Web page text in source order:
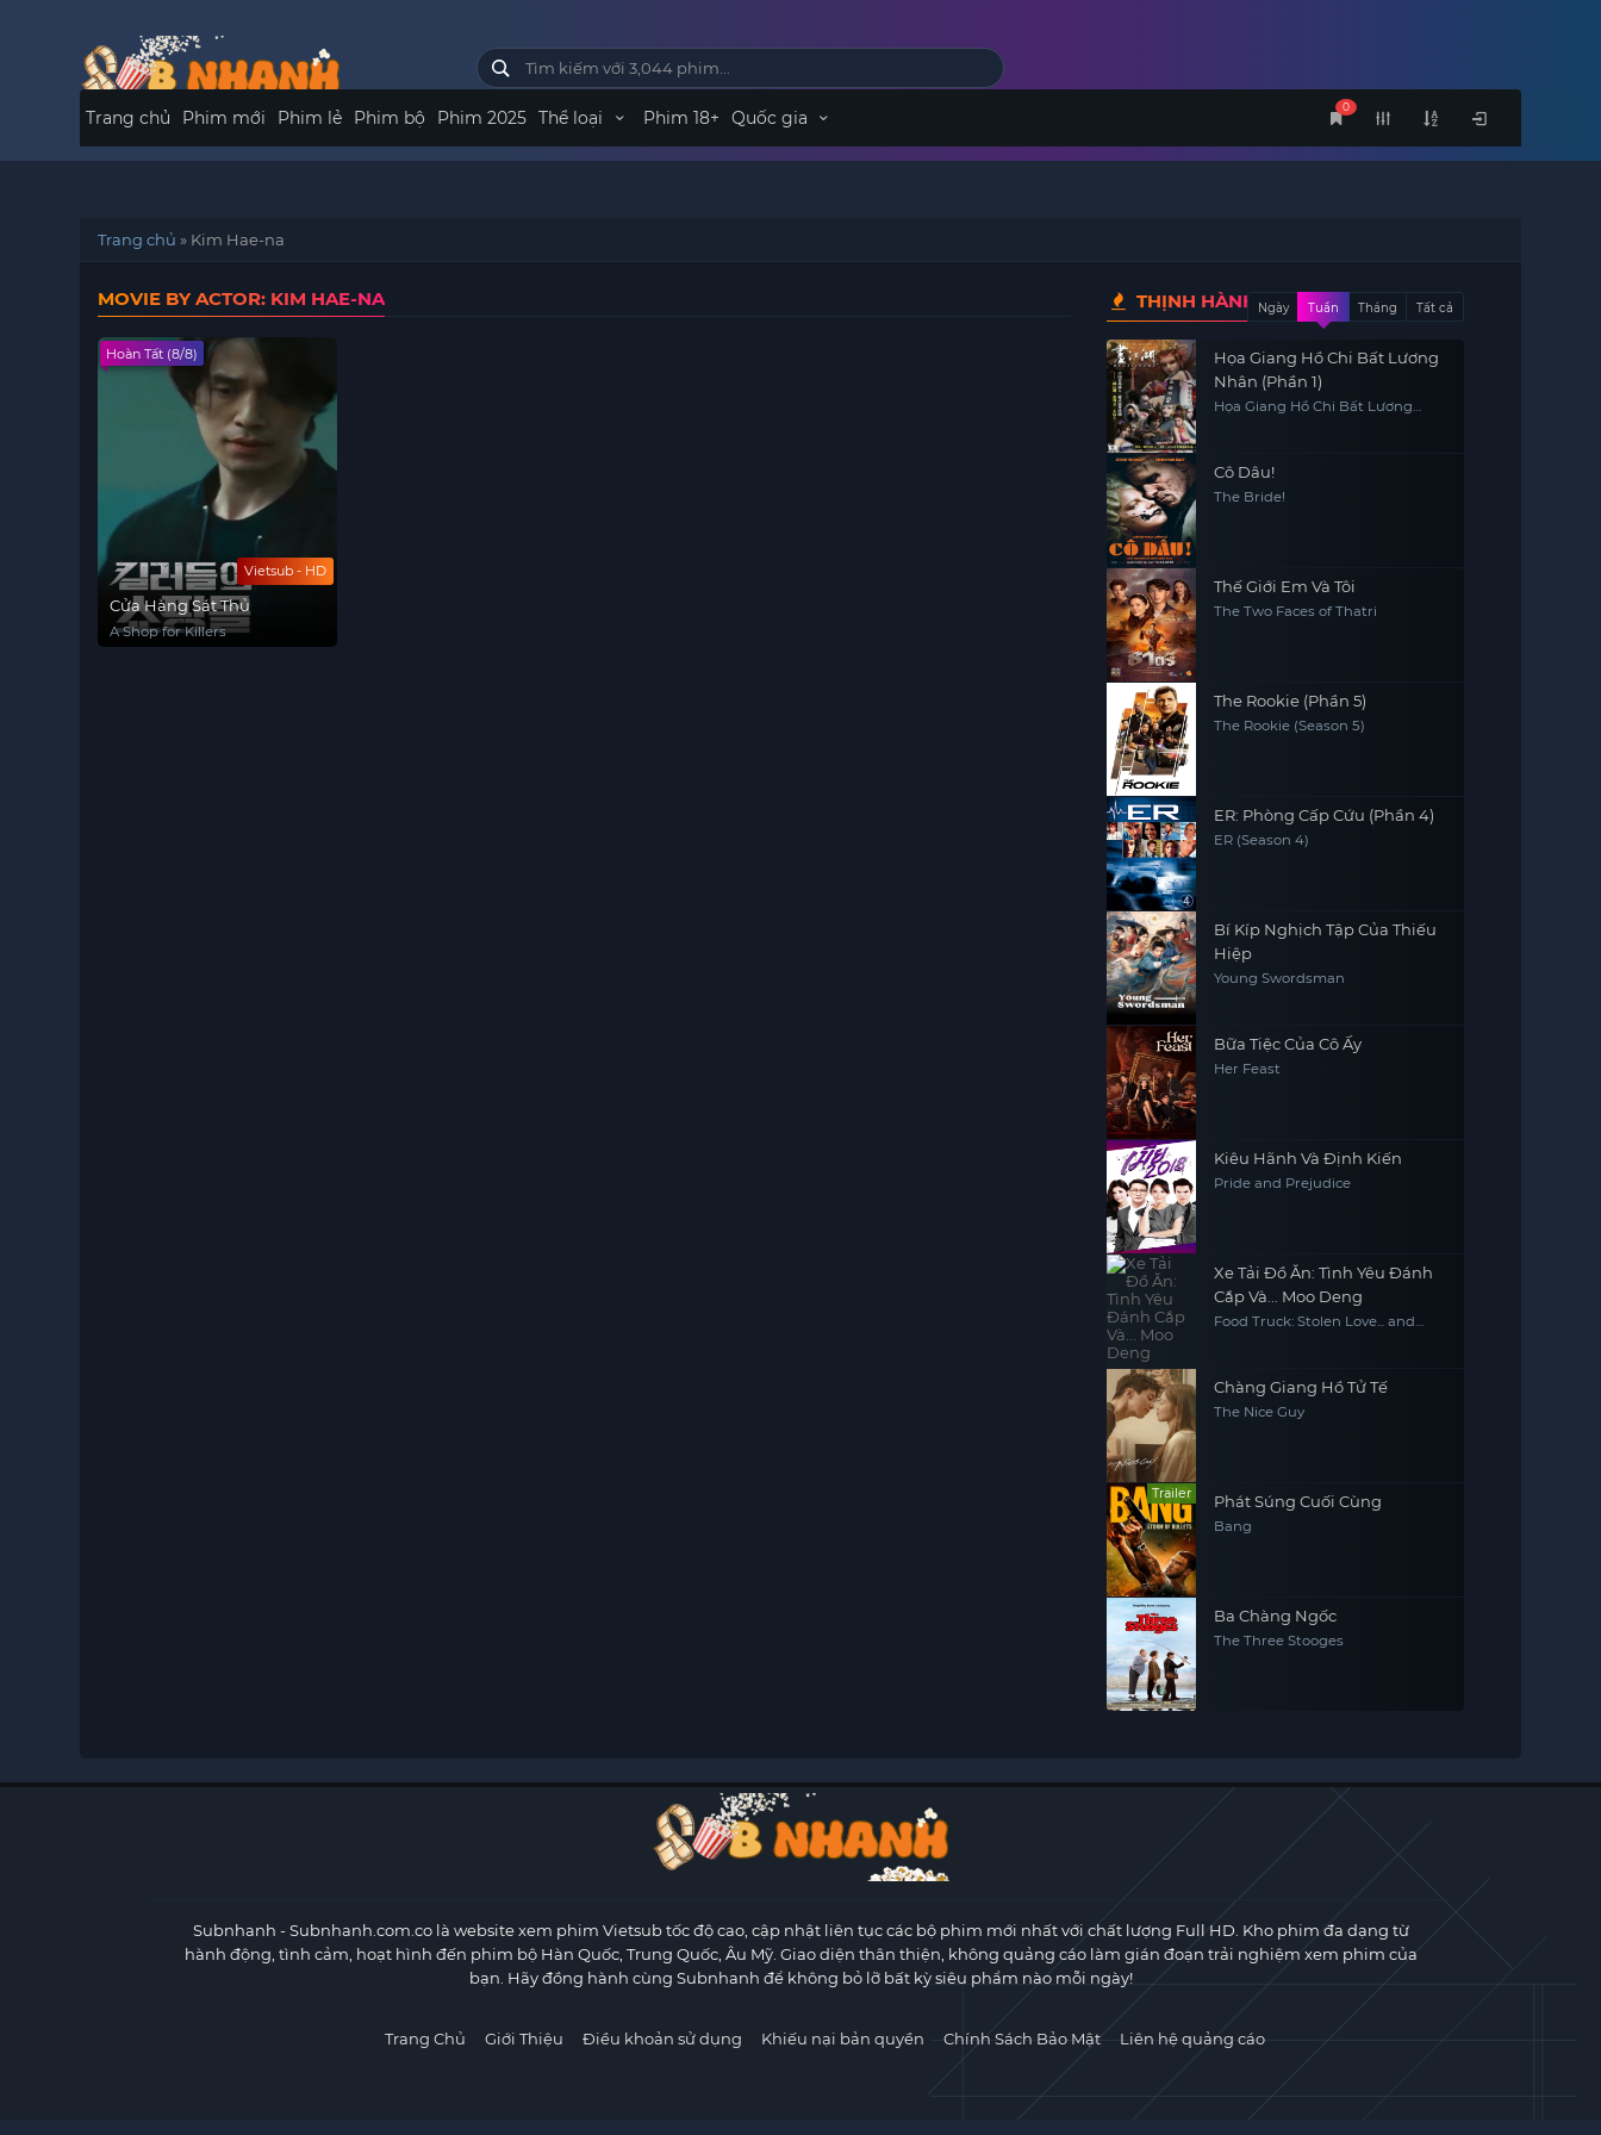
0
Trang chủ Phim mới Phim lẻ Phim bộ Phim 2025 Thể loại Phim 18+ Quốc gia
Trang chủ » Kim Hae-na
MOVIE BY ACTOR: KIM HAE-NA
Vietsub - HD
Hoàn Tất (8/8)
Cửa Hàng Sát Thủ
A Shop for Killers
THỊNH HÀNHNgày Tuần Tháng Tất cả
Họa Giang Hồ Chi Bất Lương
Nhân (Phần 1)
Họa Giang Hồ Chi Bất Lương
Cô Dâu!
The Bride!
Thế Giới Em Và Tôi
The Two Faces of Thatri
The Rookie (Phần 5)
The Rookie (Season 5)
ER: Phòng Cấp Cứu (Phần 4)
ER (Season 4)
Bí Kíp Nghịch Tập Của Thiếu
Hiệp
Young Swordsman
Bữa Tiệc Của Cô Ấy
Her Feast
Kiêu Hãnh Và Định Kiến
Pride and Prejudice
Xe Tải Đồ Ăn: Tình Yêu Đánh
Cắp Và... Moo Deng
Food Truck: Stolen Love... and
Chàng Giang Hồ Tử Tế
The Nice Guy
Trailer Phát Súng Cuối Cùng
Bang
Ba Chàng Ngốc
The Three Stooges
Subnhanh - Subnhanh.com.co là website xem phim Vietsub tốc độ cao, cập nhật liên tục các bộ phim mới nhất với chất lượng Full HD. Kho phim đa dạng từ
hành động, tình cảm, hoạt hình đến phim bộ Hàn Quốc, Trung Quốc, Âu Mỹ. Giao diện thân thiện, không quảng cáo làm gián đoạn trải nghiệm xem phim của
bạn. Hãy đồng hành cùng Subnhanh để không bỏ lỡ bất kỳ siêu phẩm nào mỗi ngày!
Trang Chủ Giới Thiệu Điều khoản sử dụng Khiếu nại bản quyền Chính Sách Bảo Mật Liên hệ quảng cáo